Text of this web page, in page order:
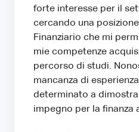
forte interesse per il
cercando una
Finanziario che mi
mie competenze
percorso di studi.
mancanza di
determinato a
impegno per la finanza